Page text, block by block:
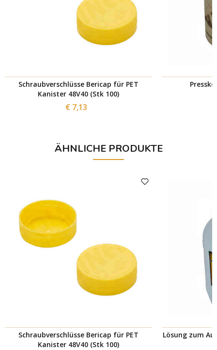
Schraubverschlüsse Bericap für PET
Kanister 48V40 (Stk 100)
€ 7,13
ÄHNLICHE PRODUKTE
Schraubverschlüsse Bericap für PET
Kanister 48V40 (Stk 100)
Lösung zum